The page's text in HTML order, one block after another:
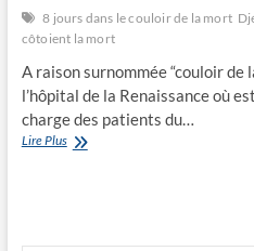
8 jours dans le couloir de la mort
côtoient la mort
A raison surnommée “couloir de
l’hôpital de la Renaissance où
charge des patients du…
Lire Plus8